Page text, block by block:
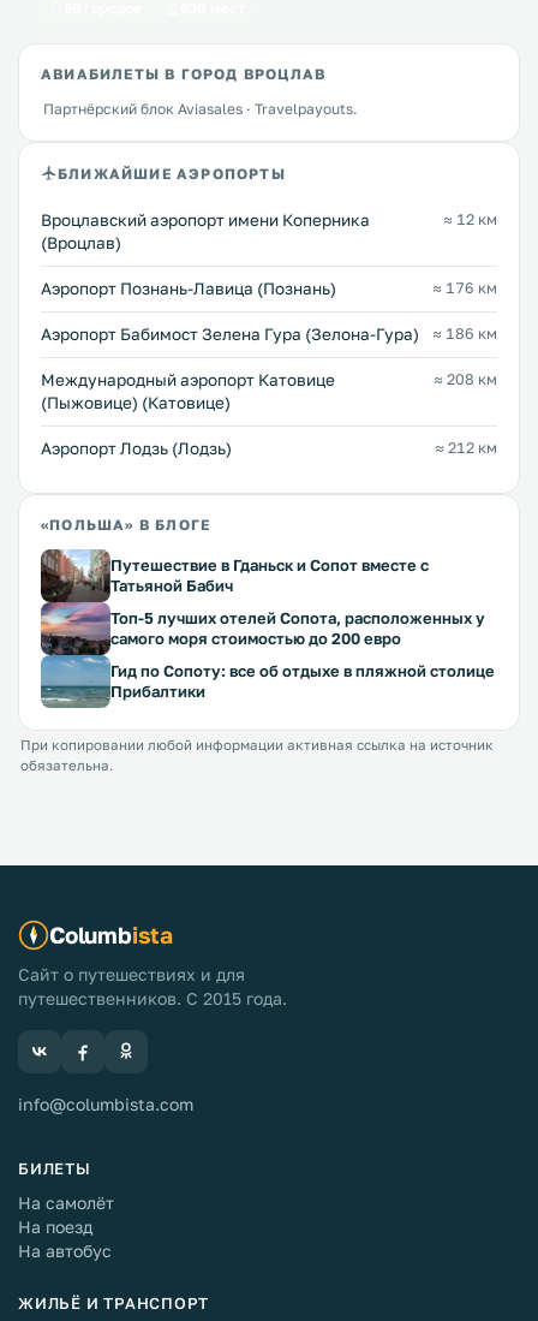
АВИАБИЛЕТЫ В ГОРОД ВРОЦЛАВ
Партнёрский блок Aviasales · Travelpayouts.
БЛИЖАЙШИЕ АЭРОПОРТЫ
Вроцлавский аэропорт имени Коперника
(Вроцлав)
≈ 12 км
Аэропорт Познань-Лавица (Познань) ≈ 176 км
Аэропорт Бабимост Зелена Гура (Зелона-Гура) ≈ 186 км
Международный аэропорт Катовице
(Пыжовице) (Катовице)
≈ 208 км
Аэропорт Лодзь (Лодзь) ≈ 212 км
«ПОЛЬША» В БЛОГЕ
Путешествие в Гданьск и Сопот вместе с
Татьяной Бабич
Топ-5 лучших отелей Сопота, расположенных у
самого моря стоимостью до 200 евро
Гид по Сопоту: все об отдыхе в пляжной столице
Прибалтики
При копировании любой информации активная ссылка на источник
обязательна.
Columbista
Сайт о путешествиях и для
путешественников. С 2015 года.
info@columbista.com
БИЛЕТЫ
На самолёт
На поезд
На автобус
ЖИЛЬЁ И ТРАНСПОРТ